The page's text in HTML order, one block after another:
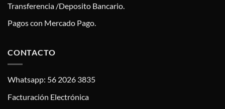
Transferencia /Deposito Bancario.
Pagos con Mercado Pago.
CONTACTO
Whatsapp: 56 2026 3835
Facturación Electrónica